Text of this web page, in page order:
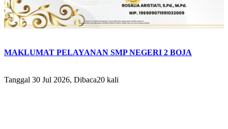
MAKLUMAT PELAYANAN SMP NEGERI 2 BOJA
Tanggal 30 Jul 2026, Dibaca20 kali